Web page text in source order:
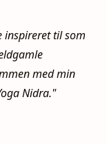
inspireret til som
med min
Nidra."